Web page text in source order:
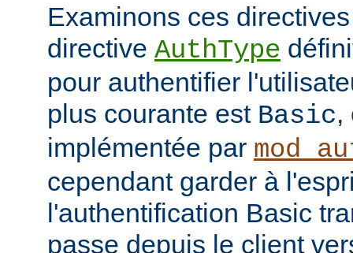
Examinons ces
directive AuthType
pour authentifier
plus courante est Basic,
implémentée par
cependant garder à
l'authentification Basic
passe depuis le client